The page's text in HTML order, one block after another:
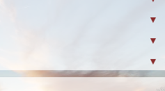
▼
▼
▼